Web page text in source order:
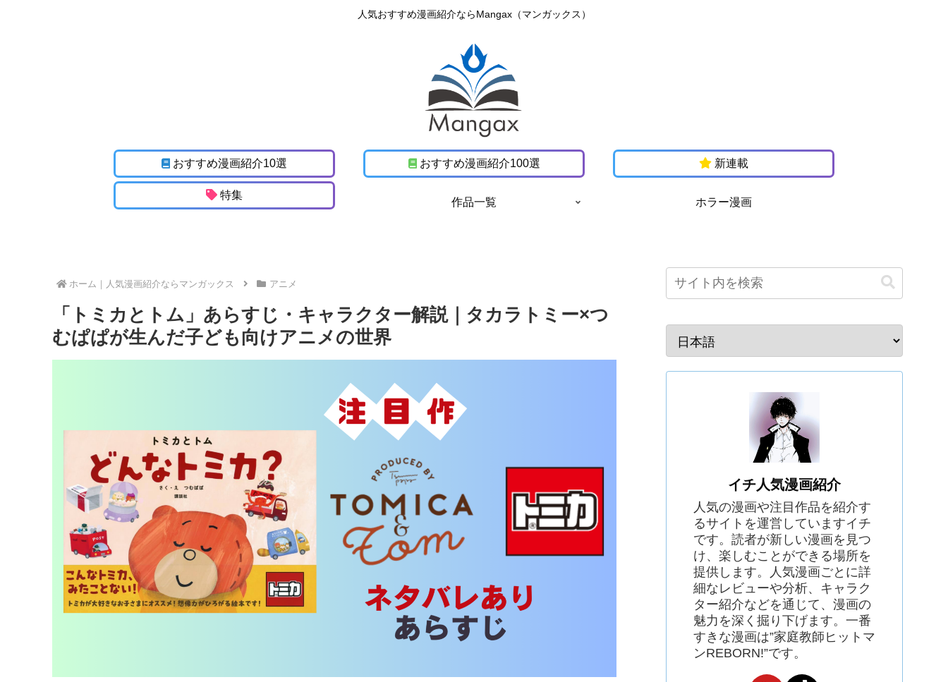
人気おすすめ漫画紹介ならMangax（マンガックス）
おすすめ漫画紹介10選 おすすめ漫画紹介100選 新連載
特集
作品一覧 ホラー漫画
ホーム アニメ
「トミカとトム」あらすじ・キャラクター解説｜タカラトミー×つ
むぱぱが生んだ子ども向けアニメの世界
イチ人気漫画紹介
人気の漫画や注目作品を紹介す
るサイトを運営していますイチ
です。読者が新しい漫画を見つ
け、楽しむことができる場所を
提供します。人気漫画ごとに詳
細なレビューや分析、キャラク
ター紹介などを通じて、漫画の
魅力を深く掘り下げます。一番
すきな漫画は”家庭教師ヒットマ
ンREBORN!”です。